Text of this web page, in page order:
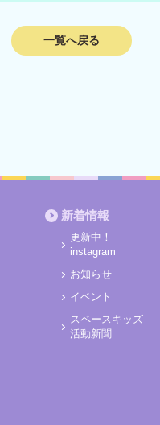
一覧へ戻る
新着情報
更新中！
instagram
お知らせ
イベント
スペースキッズ
活動新聞